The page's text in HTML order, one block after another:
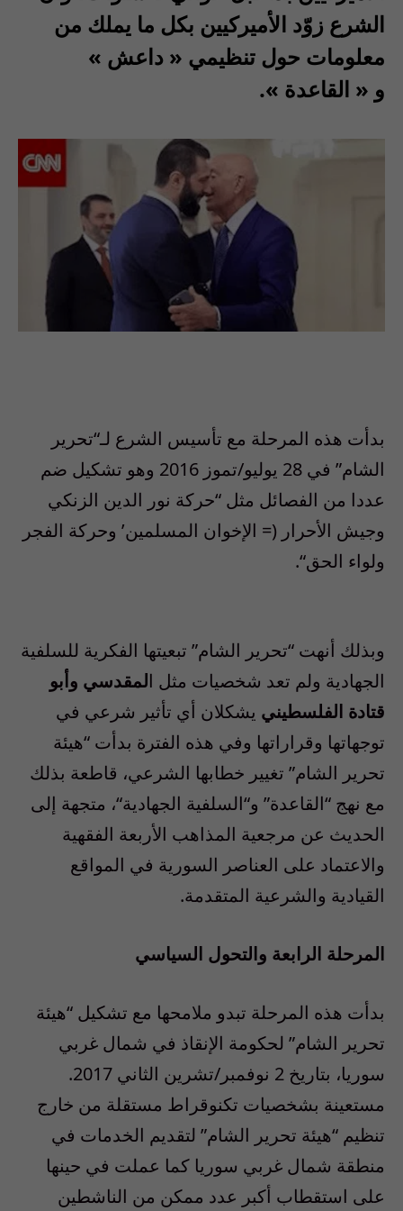
الشرع زوّد الأميركيين بكل ما يملك من
معلومات حول تنظيمي « داعش »
و « القاعدة ».
بدأت هذه المرحلة مع تأسيس الشرع لـ“تحرير
الشام” في يوليو/تموز
وهو تشكيل ضم
عددا من الفصائل مثل “حركة نور الدين الزنكي
وجيش الأحرار (= الإخوان المسلمين’ وحركة الفجر
ولواء الحق“.
وبذلك أنهت “تحرير الشام” تبعيتها الفكرية للسلفية
الجهادية ولم تعد شخصيات مثل المقدسي وأبو
قتادة الفلسطيني يشكلان أي تأثير شرعي في
توجهاتها وقراراتها وفي هذه الفترة بدأت “هيئة
تحرير الشام” تغيير خطابها الشرعي، قاطعة بذلك
مع نهج “القاعدة” و“السلفية الجهادية“، متجهة إلى
الحديث عن مرجعية المذاهب الأربعة الفقهية
والاعتماد على العناصر السورية في المواقع
القيادية والشرعية المتقدمة.
المرحلة الرابعة والتحول السياسي
بدأت هذه المرحلة تبدو ملامحها مع تشكيل “هيئة
تحرير الشام” لحكومة الإنقاذ في شمال غربي
سوريا، بتاريخ
نوفمبر /تشرين الثاني
مستعينة بشخصيات تكنوقراط مستقلة من خارج
تنظيم “هيئة تحرير الشام” لتقديم الخدمات في
منطقة شمال غربي سوريا كما عملت في حينها
على استقطاب أكبر عدد ممكن من الناشطين